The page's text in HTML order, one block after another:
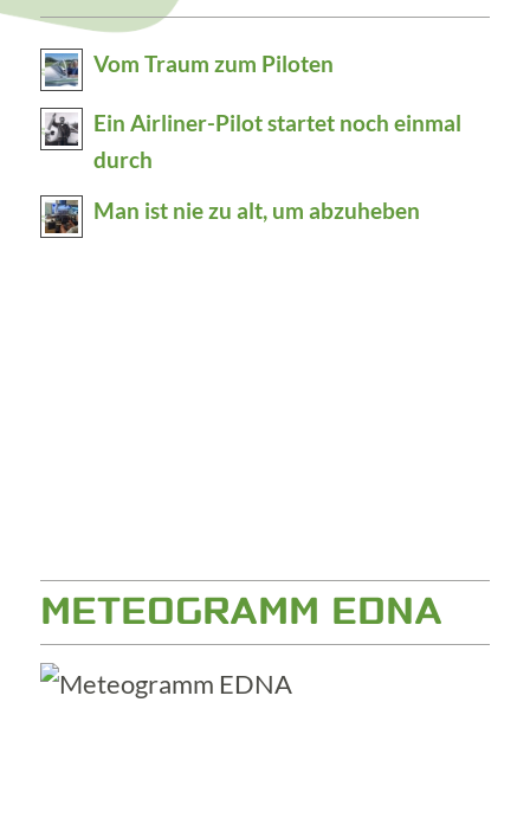
Vom Traum zum Piloten
Ein Airliner-Pilot startet noch einmal
durch
Man ist nie zu alt, um abzuheben
METEOGRAMM EDNA